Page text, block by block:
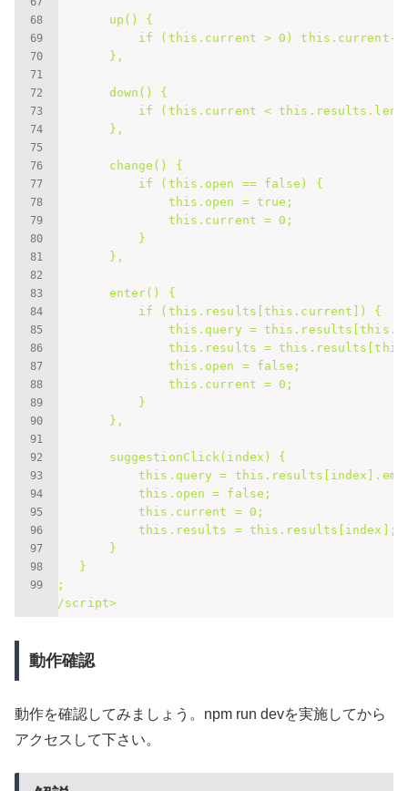
        up() {
if (this.current > 0) this.current--
        },
        down() {
if (this.current <
        },
        change() {
            if (this.open == false) {
                this.open = true;
                this.current = 0;
            }
        },
        enter() {
            if (this.results[this.current]) {
this.query =
this.results =
                this.open = false;
                this.current = 0;
            }
        },
        suggestionClick(index) {
this.query =
            this.open = false;
            this.current = 0;
            this.results = this.results[index];
        }
    }
};
</script>
動作確認
動作を確認してみましょう。npm run devを実施してから
アクセスして下さい。